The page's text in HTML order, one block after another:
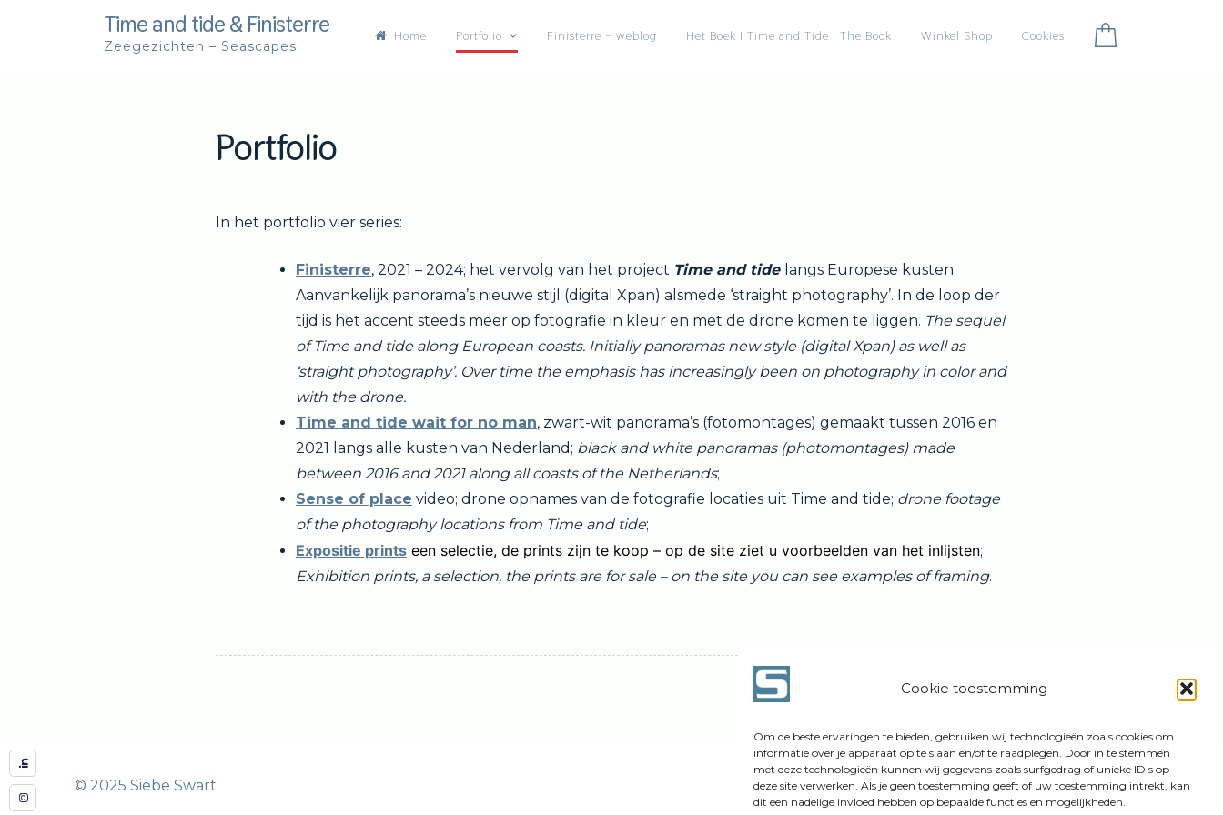
Cookie toestemming
Om de beste ervaringen te bieden, gebruiken wij technologieën zoals cookies om
informatie over je apparaat op te slaan en/of te raadplegen. Door in te stemmen
met deze technologieën kunnen wij gegevens zoals surfgedrag of unieke ID's op
deze site verwerken. Als je geen toestemming geeft of uw toestemming intrekt, kan
dit een nadelige invloed hebben op bepaalde functies en mogelijkheden.
Time and tide & Finisterre
Zeegezichten – Seascapes
Home Portfolio Finisterre – weblog Het Boek I Time and Tide I The Book Winkel Shop Cookies
Portfolio
In het portfolio vier series:
Finisterre, 2021 – 2024; het vervolg van het project Time and tide langs Europese kusten.
Aanvankelijk panorama’s nieuwe stijl (digital Xpan) alsmede ‘straight photography’. In de loop der
tijd is het accent steeds meer op fotografie in kleur en met de drone komen te liggen. The sequel
of Time and tide along European coasts. Initially panoramas new style (digital Xpan) as well as
‘straight photography’. Over time the emphasis has increasingly been on photography in color and
with the drone.
Time and tide wait for no man, zwart-wit panorama’s (fotomontages) gemaakt tussen 2016 en
2021 langs alle kusten van Nederland; black and white panoramas (photomontages) made
between 2016 and 2021 along all coasts of the Netherlands;
Sense of place video; drone opnames van de fotografie locaties uit Time and tide; drone footage
of the photography locations from Time and tide;
Expositie prints een selectie, de prints zijn te koop – op de site ziet u voorbeelden van het inlijsten;
Exhibition prints, a selection, the prints are for sale – on the site you can see examples of framing.
© 2025 Siebe Swart LinkedinInstagram
VimeoWhatsApp
Linkedin
Instagram